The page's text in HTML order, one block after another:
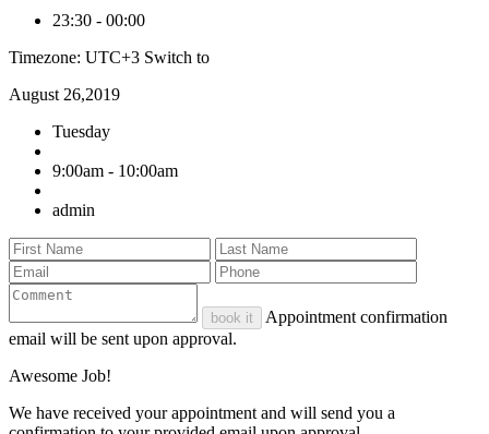
23:30 - 00:00
Timezone: UTC+3 Switch to
August 26,2019
Tuesday
9:00am - 10:00am
admin
book it
Appointment confirmation
email will be sent upon approval.
Awesome Job!
We have received your appointment and will send you a